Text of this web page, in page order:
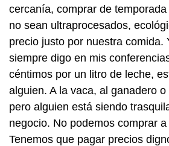
cercanía, comprar de
no sean ultraprocesados,
precio justo por nuestra comida.
siempre digo en mis
céntimos por un litro de leche,
alguien. A la vaca, al ganadero
pero alguien está siendo
negocio. No podemos comprar
Tenemos que pagar precios